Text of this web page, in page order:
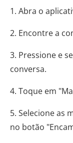
1. Abra o
2. Encontre a
3. Pressione e
conversa.
4. Toque em
5. Selecione as
no botão